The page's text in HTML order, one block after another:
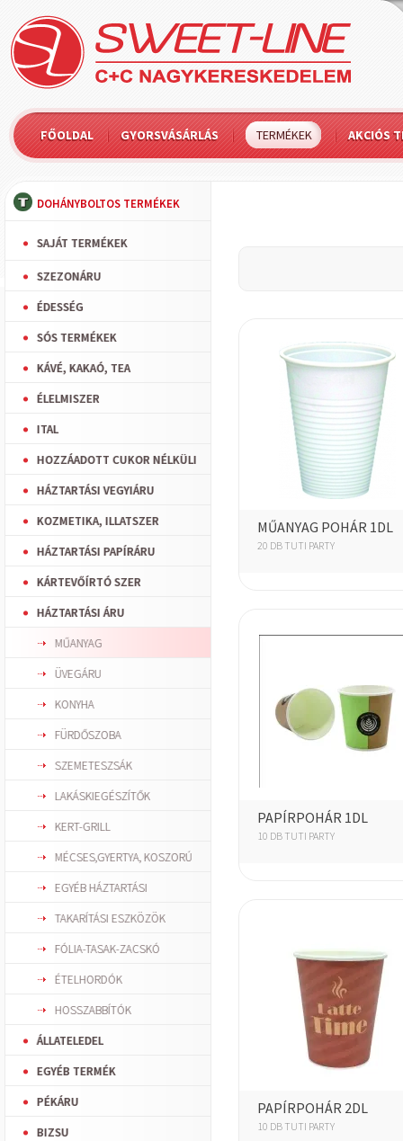
FŐOLDAL GYORSVÁSÁRLÁS TERMÉKEK AKCIÓS
DOHÁNYBOLTOS TERMÉKEK
SAJÁT TERMÉKEK
SZEZONÁRU
ÉDESSÉG
SÓS TERMÉKEK
KÁVÉ, KAKAÓ, TEA
ÉLELMISZER
ITAL
HOZZÁADOTT CUKOR NÉLKÜLI
HÁZTARTÁSI VEGYIÁRU
KOZMETIKA, ILLATSZER
HÁZTARTÁSI PAPÍRÁRU
KÁRTEVŐÍRTÓ SZER
HÁZTARTÁSI ÁRU
MŰANYAG
ÜVEGÁRU
KONYHA
FÜRDŐSZOBA
SZEMETESZSÁK
LAKÁSKIEGÉSZÍTŐK
KERT-GRILL
MÉCSES,GYERTYA, KOSZORÚ
EGYÉB HÁZTARTÁSI
TAKARÍTÁSI ESZKÖZÖK
FÓLIA-TASAK-ZACSKÓ
ÉTELHORDÓK
HOSSZABBÍTÓK
ÁLLATELEDEL
EGYÉB TERMÉK
PÉKÁRU
BIZSU
MŰANYAG POHÁR 1DL
20 DB TUTI PARTY
PAPÍRPOHÁR 1DL
10 DB TUTI PARTY
PAPÍRPOHÁR 2DL
10 DB TUTI PARTY